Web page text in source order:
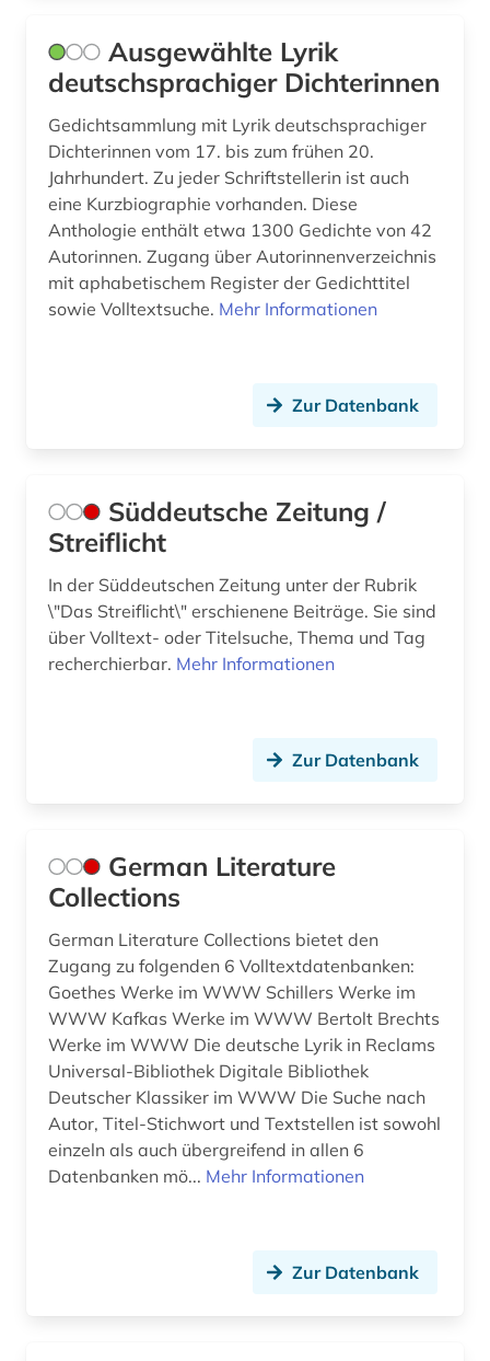
Ausgewählte Lyrik
deutschsprachiger Dichterinnen
Gedichtsammlung mit Lyrik deutschsprachiger
Dichterinnen vom 17. bis zum frühen 20.
Jahrhundert. Zu jeder Schriftstellerin ist auch
eine Kurzbiographie vorhanden. Diese
Anthologie enthält etwa 1300 Gedichte von 42
Autorinnen. Zugang über Autorinnenverzeichnis
mit aphabetischem Register der Gedichttitel
sowie Volltextsuche. Mehr Informationen
Zur Datenbank
Süddeutsche Zeitung /
Streiflicht
In der Süddeutschen Zeitung unter der Rubrik
\"Das Streiflicht\" erschienene Beiträge. Sie sind
über Volltext- oder Titelsuche, Thema und Tag
recherchierbar. Mehr Informationen
Zur Datenbank
German Literature
Collections
German Literature Collections bietet den
Zugang zu folgenden 6 Volltextdatenbanken:
Goethes Werke im WWW Schillers Werke im
WWW Kafkas Werke im WWW Bertolt Brechts
Werke im WWW Die deutsche Lyrik in Reclams
Universal-Bibliothek Digitale Bibliothek
Deutscher Klassiker im WWW Die Suche nach
Autor, Titel-Stichwort und Textstellen ist sowohl
einzeln als auch übergreifend in allen 6
Datenbanken mö... Mehr Informationen
Zur Datenbank